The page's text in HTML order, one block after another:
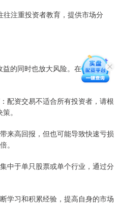
注重投资者教育，提供市场分
的同时也放大风险。在银川选择
配资交易不适合所有投资者，请根
。
来高回报，但也可能导致快速亏损
。
中于单只股票或单个行业，通过分
学习和积累经验，提高自身的市场